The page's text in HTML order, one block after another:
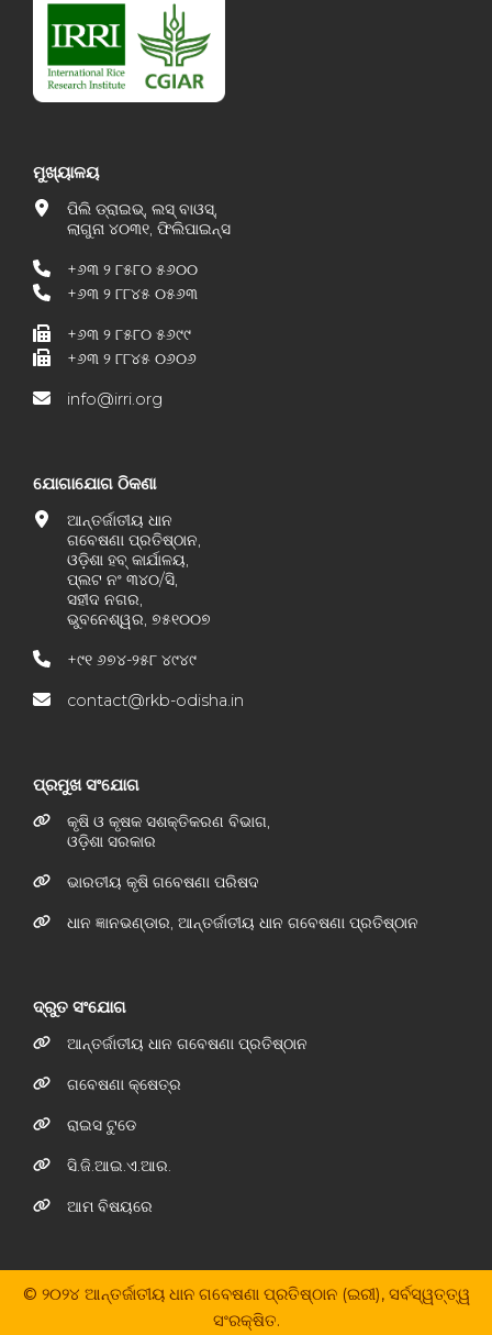
ମୁଖ୍ୟାଳୟ
ପିଲି ଡ୍ରାଇଭ୍, ଲସ୍ ବାଓସ୍,
ଲାଗୁନା ୪୦୩୧, ଫିଲିପାଇନ୍ସ
+୬୩ ୨ ୮୫୮୦ ୫୬୦୦
+୬୩ ୨ ୮୮୪୫ ୦୫୬୩
+୬୩ ୨ ୮୫୮୦ ୫୬୯୯
+୬୩ ୨ ୮୮୪୫ ୦୬୦୬
info@irri.org
ଯୋଗାଯୋଗ ଠିକଣା
ଆନ୍ତର୍ଜାତୀୟ ଧାନ
ଗବେଷଣା ପ୍ରତିଷ୍ଠାନ,
ଓଡ଼ିଶା ହବ୍ କାର୍ଯାଳୟ,
ପ୍ଲଟ ନଂ ୩୪୦/ସି,
ସହୀଦ ନଗର,
ଭୁବନେଶ୍ୱର, ୭୫୧୦୦୭
+୯୧ ୬୭୪-୨୫୮ ୪୯୪୯
contact@rkb-odisha.in
ପ୍ରମୁଖ ସଂଯୋଗ
କୃଷି ଓ କୃଷକ ସଶକ୍ତିକରଣ ବିଭାଗ,
ଓଡ଼ିଶା ସରକାର
ଭାରତୀୟ କୃଷି ଗବେଷଣା ପରିଷଦ
ଧାନ ଜ୍ଞାନଭଣ୍ଡାର, ଆନ୍ତର୍ଜାତୀୟ ଧାନ ଗବେଷଣା ପ୍ରତିଷ୍ଠାନ
ଦ୍ରୁତ ସଂଯୋଗ
ଆନ୍ତର୍ଜାତୀୟ ଧାନ ଗବେଷଣା ପ୍ରତିଷ୍ଠାନ
ଗବେଷଣା କ୍ଷେତ୍ର
ରାଇସ ଟୁଡେ
ସି.ଜି.ଆଇ.ଏ.ଆର.
ଆମ ବିଷୟରେ
© ୨୦୨୪ ଆନ୍ତର୍ଜାତୀୟ ଧାନ ଗବେଷଣା ପ୍ରତିଷ୍ଠାନ (ଇରୀ), ସର୍ବସ୍ୱତ୍ତ୍ୱ
ସଂରକ୍ଷିତ.